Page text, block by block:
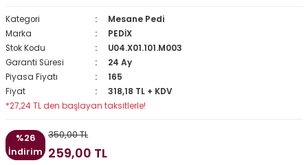
Kategori
Mesane Pedi
Marka
PEDİX
Stok Kodu
U04.X01.101.M003
Garanti Süresi
24 Ay
Piyasa Fiyatı
165
Fiyat
318,18 TL + KDV
*27,24 TL den başlayan taksitlerle!
%26
İndirim
350,00 TL
259,00 TL